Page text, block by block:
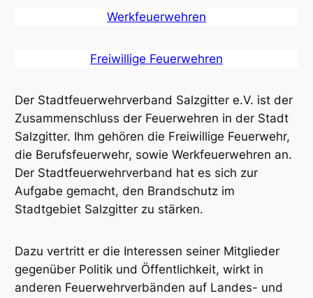
Werkfeuerwehren
Freiwillige Feuerwehren
Der Stadtfeuerwehrverband Salzgitter e.V. ist der
Zusammenschluss der Feuerwehren in der Stadt
Salzgitter. Ihm gehören die Freiwillige Feuerwehr,
die Berufsfeuerwehr, sowie Werkfeuerwehren an.
Der Stadtfeuerwehrverband hat es sich zur
Aufgabe gemacht, den Brandschutz im
Stadtgebiet Salzgitter zu stärken.
Dazu vertritt er die Interessen seiner Mitglieder
gegenüber Politik und Öffentlichkeit, wirkt in
anderen Feuerwehrverbänden auf Landes- und